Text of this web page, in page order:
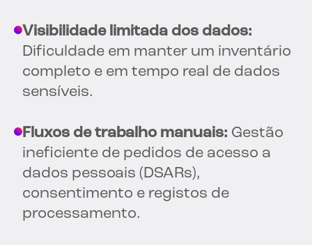
Visibilidade limitada dos dados:
Dificuldade em manter um inventário
completo e em tempo real de dados
sensíveis.
Fluxos de trabalho manuais: Gestão
ineficiente de pedidos de acesso a
dados pessoais (DSARs),
consentimento e registos de
processamento.